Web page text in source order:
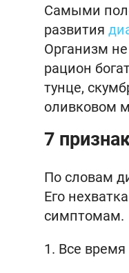
Самыми
развития
Организм
рацион
тунце,
оливковом
7
По словам
Его
симптомам.
1. Все